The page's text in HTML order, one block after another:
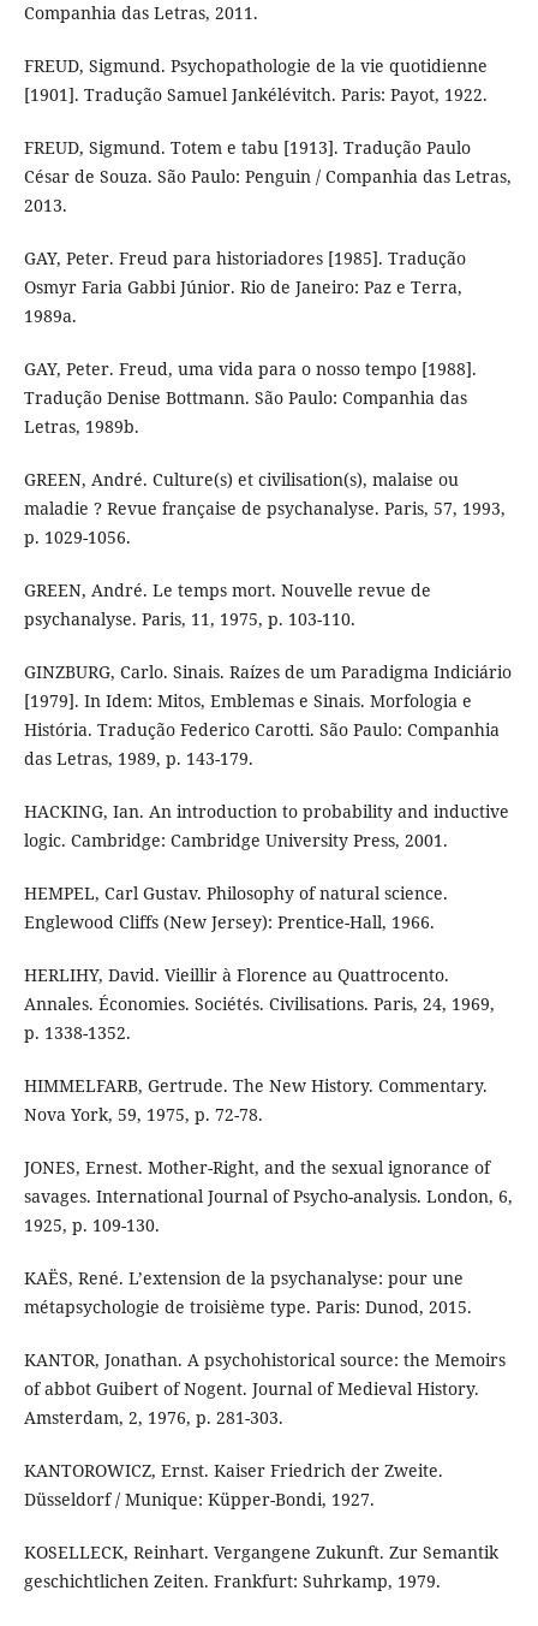
Companhia das Letras, 2011.
FREUD, Sigmund. Psychopathologie de la vie quotidienne
[1901]. Tradução Samuel Jankélévitch. Paris: Payot, 1922.
FREUD, Sigmund. Totem e tabu [1913]. Tradução Paulo
César de Souza. São Paulo: Penguin / Companhia das Letras,
2013.
GAY, Peter. Freud para historiadores [1985]. Tradução
Osmyr Faria Gabbi Júnior. Rio de Janeiro: Paz e Terra,
1989a.
GAY, Peter. Freud, uma vida para o nosso tempo [1988].
Tradução Denise Bottmann. São Paulo: Companhia das
Letras, 1989b.
GREEN, André. Culture(s) et civilisation(s), malaise ou
maladie ? Revue française de psychanalyse. Paris, 57, 1993,
p. 1029-1056.
GREEN, André. Le temps mort. Nouvelle revue de
psychanalyse. Paris, 11, 1975, p. 103-110.
GINZBURG, Carlo. Sinais. Raízes de um Paradigma Indiciário
[1979]. In Idem: Mitos, Emblemas e Sinais. Morfologia e
História. Tradução Federico Carotti. São Paulo: Companhia
das Letras, 1989, p. 143-179.
HACKING, Ian. An introduction to probability and inductive
logic. Cambridge: Cambridge University Press, 2001.
HEMPEL, Carl Gustav. Philosophy of natural science.
Englewood Cliffs (New Jersey): Prentice-Hall, 1966.
HERLIHY, David. Vieillir à Florence au Quattrocento.
Annales. Économies. Sociétés. Civilisations. Paris, 24, 1969,
p. 1338-1352.
HIMMELFARB, Gertrude. The New History. Commentary.
Nova York, 59, 1975, p. 72-78.
JONES, Ernest. Mother-Right, and the sexual ignorance of
savages. International Journal of Psycho-analysis. London, 6,
1925, p. 109-130.
KAËS, René. L’extension de la psychanalyse: pour une
métapsychologie de troisième type. Paris: Dunod, 2015.
KANTOR, Jonathan. A psychohistorical source: the Memoirs
of abbot Guibert of Nogent. Journal of Medieval History.
Amsterdam, 2, 1976, p. 281-303.
KANTOROWICZ, Ernst. Kaiser Friedrich der Zweite.
Düsseldorf / Munique: Küpper-Bondi, 1927.
KOSELLECK, Reinhart. Vergangene Zukunft. Zur Semantik
geschichtlichen Zeiten. Frankfurt: Suhrkamp, 1979.